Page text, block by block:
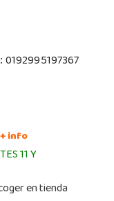
0192995197367
+ info
11 Y
en tienda